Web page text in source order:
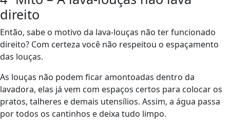
direito
Então, sabe o motivo da lava-louças não ter funcionado
direito? Com certeza você não respeitou o espaçamento
das louças.
As louças não podem ficar amontoadas dentro da
lavadora, elas já vem com espaços certos para colocar os
pratos, talheres e demais utensílios. Assim, a água passa
por todos os cantinhos e deixa tudo limpo.